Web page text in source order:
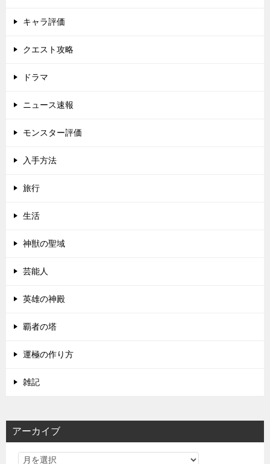
キャラ評価
クエスト攻略
ドラマ
ニュース速報
モンスター評価
入手方法
旅行
生活
神獣の聖域
芸能人
英雄の神殿
覇者の塔
運極の作り方
雑記
アーカイブ